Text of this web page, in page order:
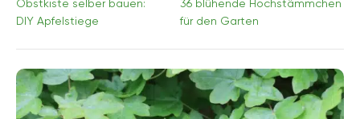
Obstkiste selber bauen:
DIY Apfelstiege
36 blühende Hochstämmchen
für den Garten